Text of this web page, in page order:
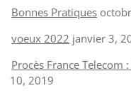
Bonnes Pratiques
voeux 2022 janvier 3,
Procès France Telecom
10, 2019